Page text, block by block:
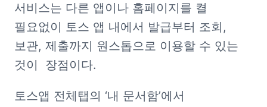
서비스는 다른 앱이나 홈페이지를 켤
필요없이 토스 앱 내에서 발급부터 조회,
보관, 제출까지 원스톱으로 이용할 수 있는
것이  장점이다.
토스앱 전체탭의 ‘내 문서함’에서